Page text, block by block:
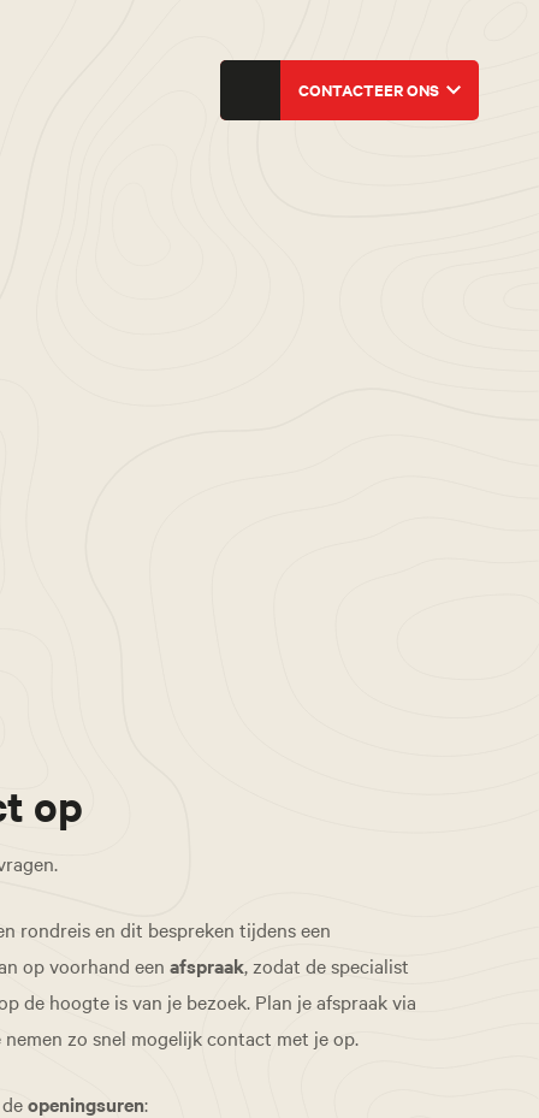
CONTACTEER ONS
op
rondreis en dit bespreken tijdens een
op voorhand een afspraak, zodat de specialist
de hoogte is van je bezoek. Plan je afspraak via
zo snel mogelijk contact met je op.
openingsuren: